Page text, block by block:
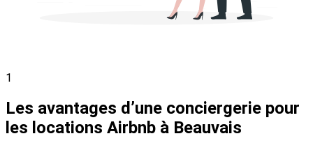
1
Les avantages d’une conciergerie pour
les locations Airbnb à Beauvais